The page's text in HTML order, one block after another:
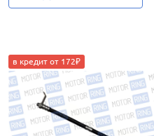
в кредит от 172₽